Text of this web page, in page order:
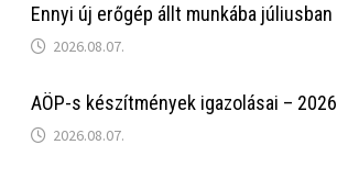
Ennyi új erőgép állt munkába júliusban
2026.08.07.
AÖP-s készítmények igazolásai – 2026
2026.08.07.